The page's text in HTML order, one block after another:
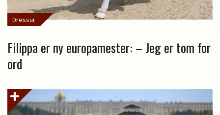
Dressur
Filippa er ny europamester: – Jeg er tom for
ord